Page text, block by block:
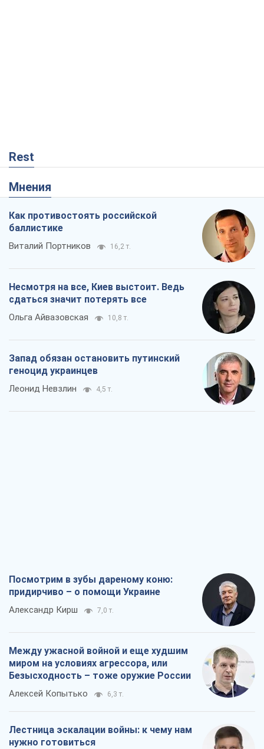
Rest
Мнения
Как противостоять российской
баллистике
Виталий Портников 16,2 т.
Несмотря на все, Киев выстоит. Ведь
сдаться значит потерять все
Ольга Айвазовская 10,8 т.
Запад обязан остановить путинский
геноцид украинцев
Леонид Невзлин 4,5 т.
Посмотрим в зубы дареному коню:
придирчиво – о помощи Украине
Александр Кирш 7,0 т.
Между ужасной войной и еще худшим
миром на условиях агрессора, или
Безысходность – тоже оружие России
Алексей Копытько 6,3 т.
Лестница эскалации войны: к чему нам
нужно готовиться